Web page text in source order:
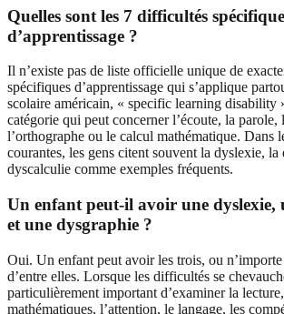
Quelles sont les 7 difficultés
d’apprentissage ?
Il n’existe pas de liste officielle unique de
spécifiques d’apprentissage qui s’applique
scolaire américain, « specific learning disability
catégorie qui peut concerner l’écoute, la parole,
l’orthographe ou le calcul mathématique. Dans
courantes, les gens citent souvent la dyslexie, la
dyscalculie comme exemples fréquents.
Un enfant peut-il avoir une dyslexie,
et une dysgraphie ?
Oui. Un enfant peut avoir les trois, ou
d’entre elles. Lorsque les difficultés se
particulièrement important d’examiner la
mathématiques, l’attention, le langage, les